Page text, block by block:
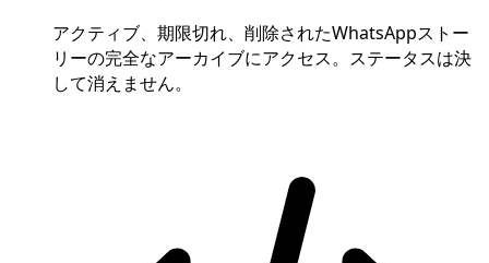
アクティブ、期限切れ、削除されたWhatsAppストー
リーの完全なアーカイブにアクセス。ステータスは決
して消えません。